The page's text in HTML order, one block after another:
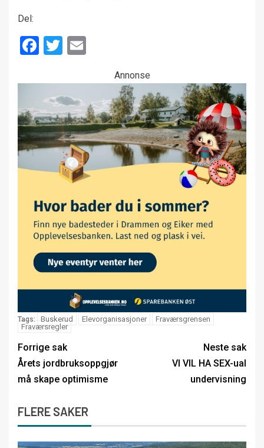
Del:
Facebook
Twitter
Annonse
Tags: Buskerud Elevorganisasjoner
Fraværsgrensen
Fraværsregler
Forrige sak
Årets jordbruksoppgjør
må skape optimisme
Neste sak
VI VIL HA SEX-ual
undervisning
FLERE SAKER